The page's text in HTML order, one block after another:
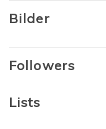
Bilder
Followers
Lists